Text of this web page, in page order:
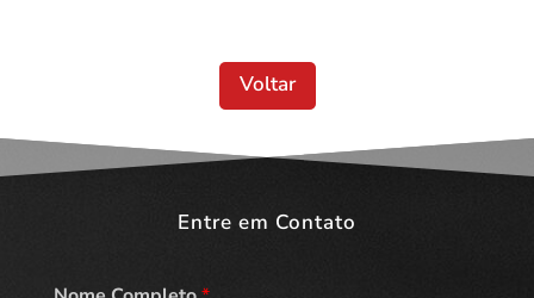
Voltar
Entre em Contato